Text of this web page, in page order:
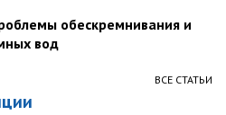
обескремнивания и
вод
ВСЕ СТАТЬИ